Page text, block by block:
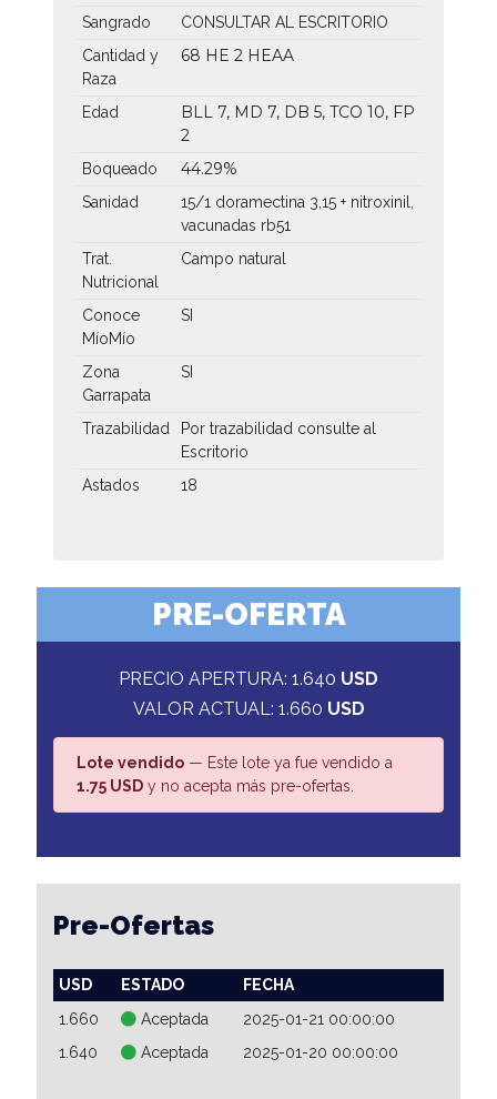
Sangrado
CONSULTAR AL ESCRITORIO
Cantidad y
Raza
68 HE 2 HEAA
Edad
BLL 7, MD 7, DB 5, TCO 10, FP
2
Boqueado 44.29%
Sanidad
15/1 doramectina 3,15 + nitroxinil,
vacunadas rb51
Trat.
Nutricional
Campo natural
Conoce
MíoMío
SI
Zona
Garrapata
SI
Trazabilidad
Por trazabilidad consulte al
Escritorio
Astados
18
PRE-OFERTA
PRECIO APERTURA: 1.640 USD
VALOR ACTUAL: 1.660 USD
Lote vendido — Este lote ya fue vendido a
1.75 USD y no acepta más pre-ofertas.
Pre-Ofertas
USD ESTADO
FECHA
1.660
Aceptada
2025-01-21 00:00:00
1.640
Aceptada 2025-01-20 00:00:00